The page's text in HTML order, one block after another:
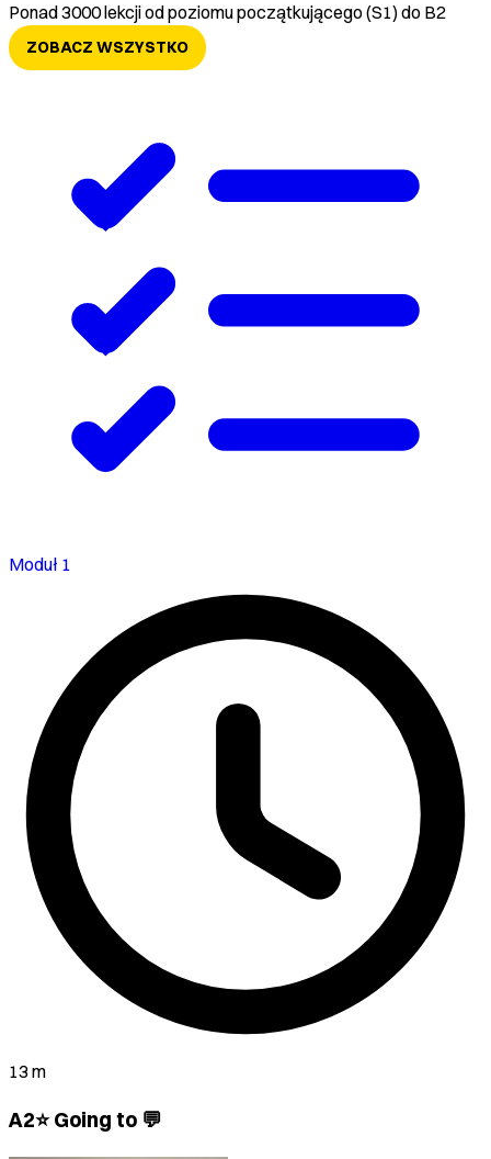
Ponad 3000 lekcji od poziomu początkującego (S1) do B2
ZOBACZ WSZYSTKO
Moduł 1
13 m
A2⭐ Going to 💬